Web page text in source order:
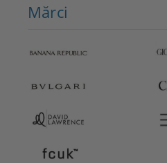
Mărci